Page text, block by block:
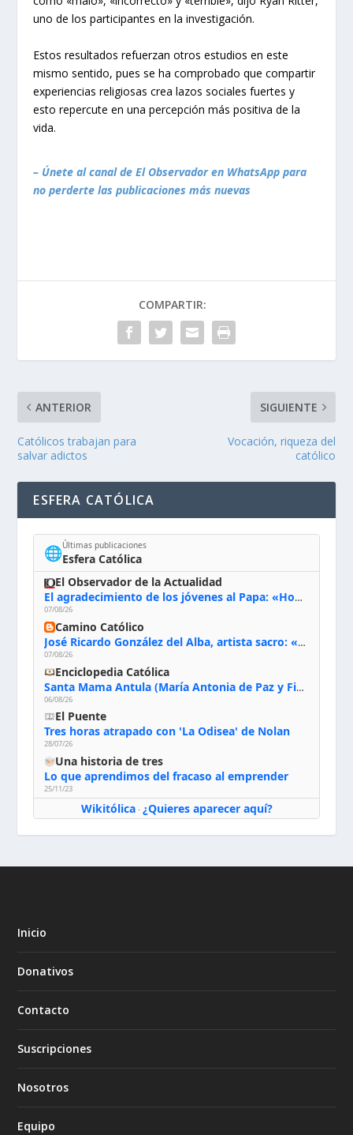
uno de los participantes en la investigación.
Estos resultados refuerzan otros estudios en este
mismo sentido, pues se ha comprobado que compartir
experiencias religiosas crea lazos sociales fuertes y
esto repercute en una percepción más positiva de la
vida.
– Únete al canal de El Observador en WhatsApp para
no perderte las publicaciones más nuevas
COMPARTIR:
ANTERIOR
Católicos trabajan para
salvar adictos
SIGUIENTE
Vocación, riqueza del
católico
ESFERA CATÓLICA
🌐Últimas publicaciones
Esfera Católica
El Observador de la Actualidad
El agradecimiento de los jóvenes al Papa: «Hoy nos sentimos Iglesia»
07/08/26
Camino Católico
José Ricardo González del Alba, artista sacro: «Yo oro, hablo con Dios, le pido al Espíritu Santo su inspiración y siempre pinto rezando el rosario para que sea Él quien actúe a través de mis manos»
07/08/26
Enciclopedia Católica
Santa Mama Antula (María Antonia de Paz y Figueroa)
06/08/26
El Puente
Tres horas atrapado con 'La Odisea' de Nolan
28/07/26
Una historia de tres
Lo que aprendimos del fracaso al emprender
25/11/23
Wikitólica· ¿Quieres aparecer aquí?
Inicio
Donativos
Contacto
Suscripciones
Nosotros
Equipo